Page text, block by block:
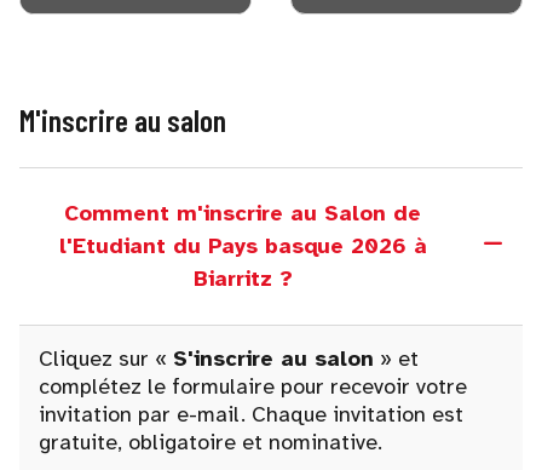
M'inscrire au salon
Comment m'inscrire au Salon de
l'Etudiant du Pays basque 2026 à
Biarritz ?
Cliquez sur « S'inscrire au salon » et
complétez le formulaire pour recevoir votre
invitation par e-mail. Chaque invitation est
gratuite, obligatoire et nominative.